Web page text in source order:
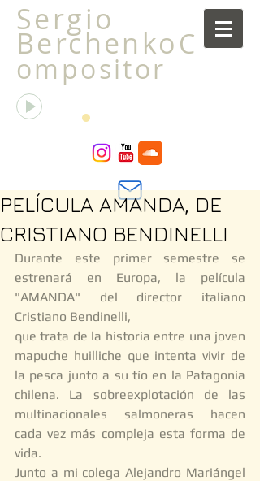
Sergio
BerchenkoC
ompositor
PELÍCULA AMANDA, DE
CRISTIANO BENDINELLI
Durante este primer semestre se
estrenará en Europa, la película
"AMANDA" del director italiano
Cristiano Bendinelli,
que trata de la historia entre una joven
mapuche huilliche que intenta vivir de
la pesca junto a su tío en la Patagonia
chilena. La sobreexplotación de las
multinacionales salmoneras hacen
cada vez más compleja esta forma de
vida.
Junto a mi colega Alejandro Mariángel